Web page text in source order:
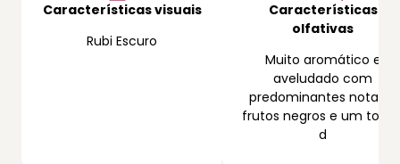
Características visuais
Rubi Escuro
Características
olfativas
Muito aromático e
aveludado com
predominantes notas a
frutos negros e um
d